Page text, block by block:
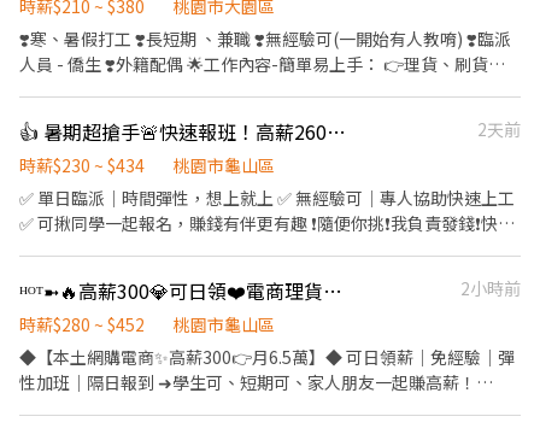
休：時薪 $ 260 🔸 可自由報班、無天數限制 🔸 想排多少、想賺多少
你自己決定！ 📦【工作內容簡單好上手】 🔸蝦皮包裹分貨 🔸刷條碼
/ 貼條碼 🔸物流箱作業 ➡ 超簡單！無經驗也能快速上手！ 🗓️【休假
【立即應徵】 📩 L I N E：@504uxsvg（記得加@） 👉 點這裡快速
加入：lin.ee/p5sJ6dz 📞 手機：0966-889-686 鼎倫國際歡迎你加
月享：三節禮品＋生日禮金 👍 鼎倫限定活動：#鼎倫音樂節、員工
聚餐、摸彩 🎁 業界唯一！福利好到超有感！ 鼎倫國際歡迎你加入！
時薪$210 ~ $380
桃園市大園區
❣️寒、暑假打工 ❣️長短期 、兼職 ❣️無經驗可(一開始有人教唷) ❣️臨派
人員 - 僑生 ❣️外籍配偶 🌟工作內容-簡單易上手： 👉理貨、刷貨、
285 📍06:00-15:00/早六時薪💰 215 📍09:00-18:00/早班時薪💰
205-245 📍15:00-24:00/晚班時薪💰 225-275 📍20:00-24:00/晚八
時薪💰 215-265 💰領薪方式：日、週領&月(匯款) ✅休假方式：休六
日、 休日一、排休 🫧🫧🫧🫧🫧🫧🫧🫧 +癩報名請【截圖私訊】唷
際倉:大園區國際路一段 📍水源倉:大園區水源路(臨派大夜早晚班)
👍 暑期超搶手🚨快速報班！高薪260🔥日領現賺💸多時段任選！
2天前
時薪$230 ~ $434
桃園市龜山區
✅ 單日臨派｜時間彈性，想上就上 ✅ 無經驗可｜專人協助快速上工
✅ 可揪同學一起報名，賺錢有伴更有趣 ❗️隨便你挑❗️我負責發錢❗️快找
17:30－22:30 夜班: 00:00－08:00 夜11班:23:00－08:00 晚9班：
21:00－06:00 ~~~~~~~~~~~~~~~~~~~~~~~~~~~~~~ 💸時薪230💸
專區 早9班：09:00 － 18:00 早8班：08:00 －17:00 午13班：13:00
－20:00 午14班：14:00－23:00 工作內容: 簡單分貨＋包裹整理 工作
ᴴᴼᵀ➼🔥高薪300💎可日領❤️電商理貨包裝🌈8H彈性加班✨等當兵可免經驗
2小時前
時薪$280 ~ $452
桃園市龜山區
◆【本土網購電商✨高薪300👉月6.5萬】◆ 可日領薪｜免經驗｜彈
性加班｜隔日報到 ➜學生可、短期可、家人朋友一起賺高薪！